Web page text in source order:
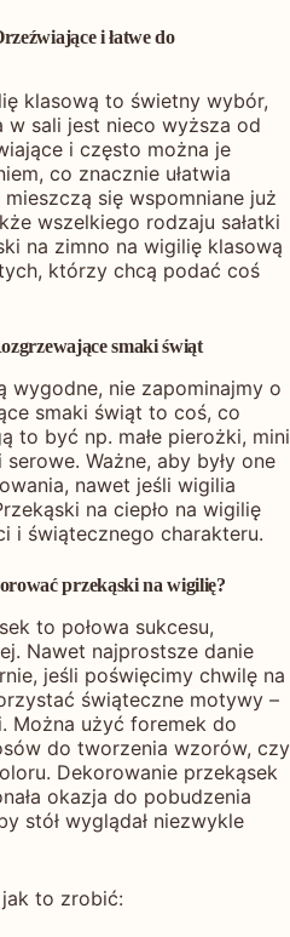
i łatwe do
klasową to świetny wybór,
w sali jest nieco wyższa od
i często można je
co znacznie ułatwia
się wspomniane już
wszelkiego rodzaju sałatki
na zimno na wigilię klasową
którzy chcą podać coś
smaki świąt
wygodne, nie zapominajmy o
smaki świąt to coś, co
to być np. małe pierożki, mini
Ważne, aby były one
nawet jeśli wigilia
na ciepło na wigilię
i świątecznego charakteru.
przekąski na wigilię?
to połowa sukcesu,
Nawet najprostsze danie
jeśli poświęcimy chwilę na
świąteczne motywy –
Można użyć foremek do
do tworzenia wzorów, czy
Dekorowanie przekąsek
okazja do pobudzenia
stół wyglądał niezwykle
to zrobić: